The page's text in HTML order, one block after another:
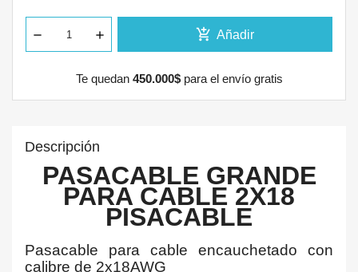
add_shopping_cart Añadir
Te quedan 450.000$para el envío gratis
Descripción
PASACABLE GRANDE
PARA CABLE 2X18
PISACABLE
Pasacable para cable encauchetado con
calibre de 2x18AWG